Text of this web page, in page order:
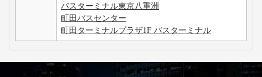
バスターミナル東京八重洲
町田バスセンター
町田ターミナルプラザ1F バスターミナル